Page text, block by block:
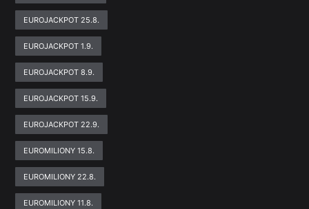
EUROJACKPOT 25.8.
EUROJACKPOT 1.9.
EUROJACKPOT 8.9.
EUROJACKPOT 15.9.
EUROJACKPOT 22.9.
EUROMILIONY 15.8.
EUROMILIONY 22.8.
EUROMILIONY 11.8.